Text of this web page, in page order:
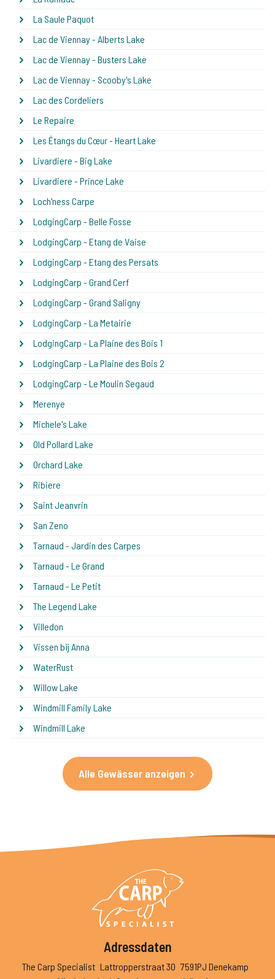
La Saule Paquot
Lac de Viennay - Alberts Lake
Lac de Viennay - Busters Lake
Lac de Viennay - Scooby's Lake
Lac des Cordeliers
Le Repaire
Les Étangs du Cœur - Heart Lake
Livardiere - Big Lake
Livardiere - Prince Lake
Loch'ness Carpe
LodgingCarp - Belle Fosse
LodgingCarp - Etang de Vaise
LodgingCarp - Etang des Persats
LodgingCarp - Grand Cerf
LodgingCarp - Grand Saligny
LodgingCarp - La Metairie
LodgingCarp - La Plaine des Bois 1
LodgingCarp - La Plaine des Bois 2
LodgingCarp - Le Moulin Segaud
Merenye
Michele's Lake
Old Pollard Lake
Orchard Lake
Ribiere
Saint Jeanvrin
San Zeno
Tarnaud - Jardin des Carpes
Tarnaud - Le Grand
Tarnaud - Le Petit
The Legend Lake
Villedon
Vissen bij Anna
WaterRust
Willow Lake
Windmill Family Lake
Windmill Lake
Alle Gewässer anzeigen
Adressdaten
The Carp Specialist Lattropperstraat 30 7591PJ Denekamp